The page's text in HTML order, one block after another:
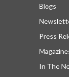
Blogs
Press
In The